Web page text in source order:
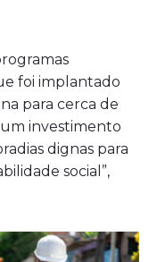
foi implantado
para cerca de
investimento
dignas para
social”,